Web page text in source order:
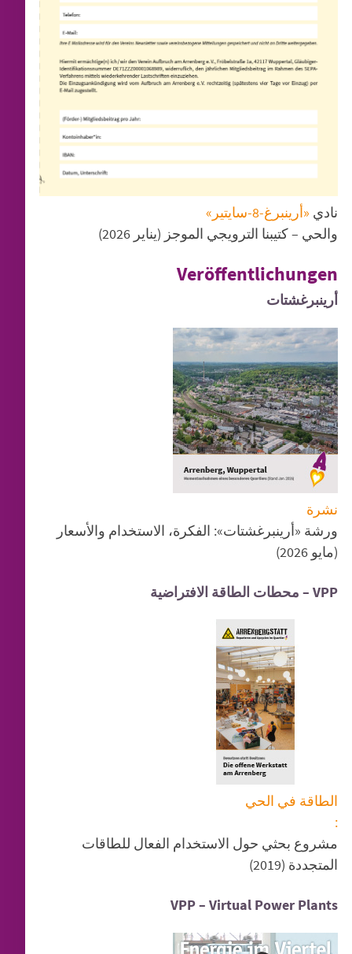
نادي «أرينبرغ-8-سايتير»
والحي – كتيبنا الترويجي الموجز (يناير 2026)
Veröffentlichungen
أرينبرغشتات
نشرة
ورشة «أرينبرغشتات»: الفكرة، الاستخدام والأسعار
(مايو 2026)
VPP – محطات الطاقة الافتراضية
الطاقة في الحي
:
مشروع بحثي حول الاستخدام الفعال للطاقات
المتجددة (2019)
VPP – Virtual Power Plants